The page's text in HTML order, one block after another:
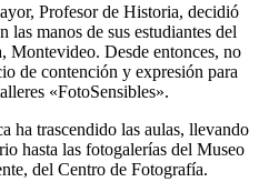
Profesor de Historia, decidió
las manos de sus estudiantes del
Montevideo. Desde entonces, no
de contención y expresión para
«FotoSensibles».
ha trascendido las aulas, llevando
hasta las fotogalerías del Museo
del Centro de Fotografía.